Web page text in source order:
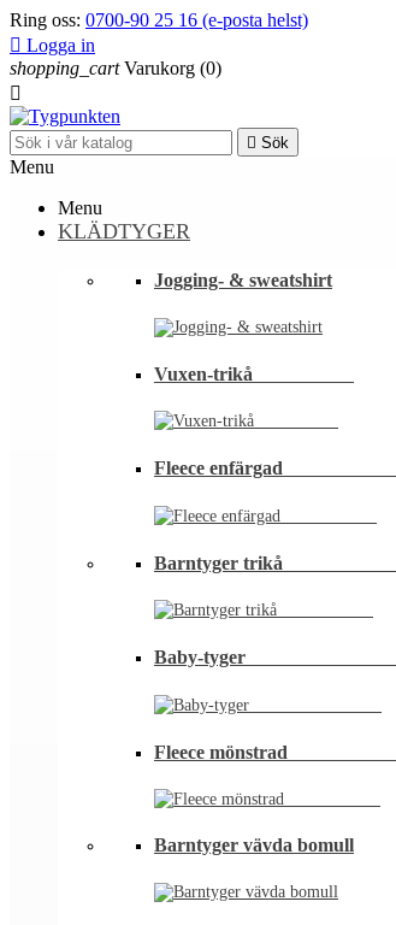
Ring oss: 0700-90 25 16 (e-posta helst)
 Logga in
shopping_cart Varukorg (0)

 Sök
Menu
Menu
KLÄDTYGER
Jogging- & sweatshirt
Vuxen-trikå⠀⠀⠀⠀⠀⠀⠀
Fleece enfärgad⠀⠀⠀⠀⠀⠀⠀⠀
Barntyger trikå⠀⠀⠀⠀⠀⠀⠀⠀
Baby-tyger⠀⠀⠀⠀⠀⠀⠀⠀⠀⠀⠀
Fleece mönstrad⠀⠀⠀⠀⠀⠀⠀⠀
Barntyger vävda bomull